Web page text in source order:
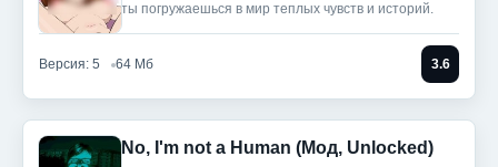
ты погружаешься в мир теплых чувств и историй.
Версия: 5 64 Мб 3.6
No, I'm not a Human (Мод, Unlocked)